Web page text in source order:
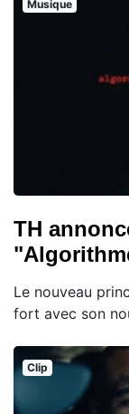
Musique
TH
Le nouveau
fort avec son
Clip